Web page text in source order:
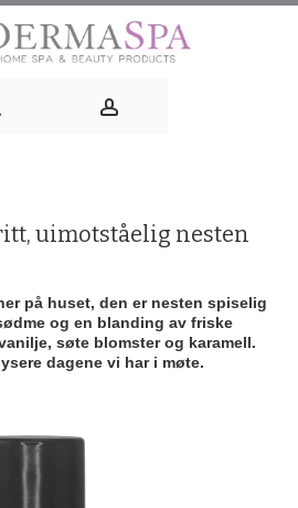
to
content
uimotståelig nesten
på huset, den er nesten spiselig
og en blanding av friske
søte blomster og karamell.
dagene vi har i møte.